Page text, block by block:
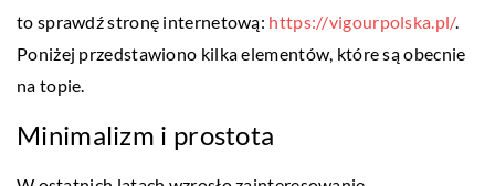
to sprawdź stronę internetową: https://vigourpolska.pl/.
Poniżej przedstawiono kilka elementów, które są obecnie
na topie.
Minimalizm i prostota